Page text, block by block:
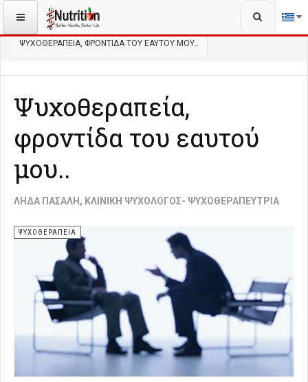
ΒΡΊΣΚΕΣΤΕ ΕΔΏ: ΨΥΧΟΘΕΡΑΠΕΊΑ
ΨΥΧΟΘΕΡΑΠΕΊΑ, ΦΡΟΝΤΊΔΑ ΤΟΥ ΕΑΥΤΟΎ ΜΟΥ..
Ψυχοθεραπεία,
φροντίδα του εαυτού
μου..
ΛΉΔΑ ΠΑΣΑΛΉ, ΚΛΙΝΙΚΉ ΨΥΧΟΛΌΓΟΣ- ΨΥΧΟΘΕΡΑΠΕΎΤΡΙΑ
ΨΥΧΟΘΕΡΑΠΕΊΑ